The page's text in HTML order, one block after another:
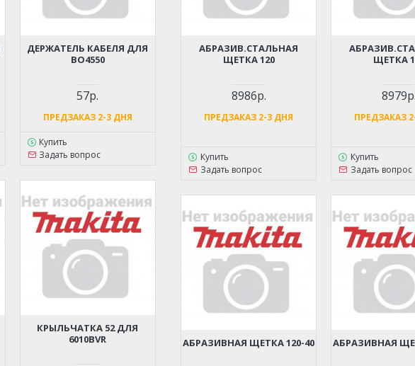
ДЕРЖАТЕЛЬ КАБЕЛЯ ДЛЯ
BO4550
57р.
ПРЕДЗАКАЗ 2-3 ДНЯ
Купить
Задать вопрос
КРЫЛЬЧАТКА 52 ДЛЯ
6010BVR
АБРАЗИВ.СТАЛЬНАЯ
ЩЕТКА 120
8986р.
ПРЕДЗАКАЗ 2-3 ДНЯ
Купить
Задать вопрос
ЩЕТКА
8979р.
ПРЕДЗАКАЗ
Купить
Задать вопрос
АБРАЗИВНАЯ ЩЕТКА 120-40 АБРАЗИВНАЯ